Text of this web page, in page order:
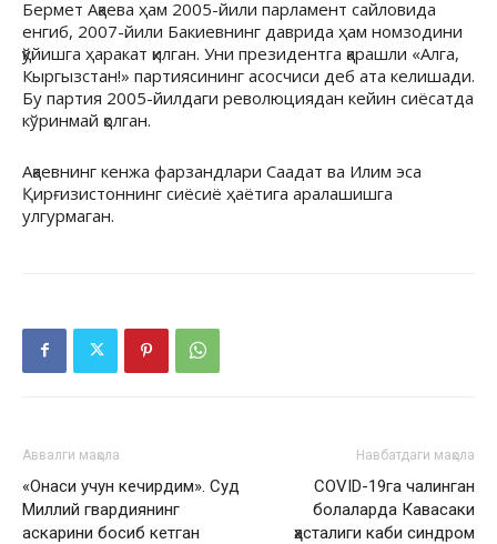
Бермет Ақаева ҳам 2005-йили парламент сайловида
енгиб, 2007-йили Бакиевнинг даврида ҳам номзодини
қўйишга ҳаракат қилган. Уни президентга қарашли «Алга,
Кыргызстан!» партиясининг асосчиси деб ата келишади.
Бу партия 2005-йилдаги революциядан кейин сиёсатда
кўринмай қолган.
Ақаевнинг кенжа фарзандлари Саадат ва Илим эса
Қирғизистоннинг сиёсиё ҳаётига аралашишга
улгурмаган.
Аввалги мақола
«Онаси учун кечирдим». Суд
Миллий гвардиянинг
аскарини босиб кетган
Навбатдаги мақола
COVID-19га чалинган
болаларда Кавасаки
ҳасталиги каби синдром